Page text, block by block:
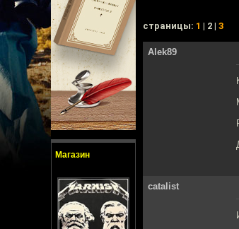
Магазин
cтраницы: 1 | 2 | 3
Alek89
catalist